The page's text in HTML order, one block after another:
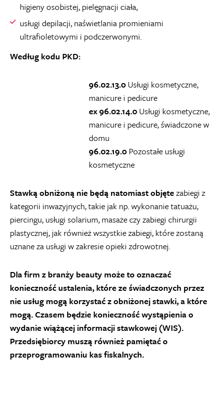
higieny osobistej, pielęgnacji ciała,
usługi depilacji, naświetlania promieniami
ultrafioletowymi i podczerwonymi.
Według kodu PKD:
96.02.13.0 Usługi kosmetyczne,
manicure i pedicure
ex 96.02.14.0 Usługi kosmetyczne,
manicure i pedicure, świadczone w
domu
96.02.19.0 Pozostałe usługi
kosmetyczne
Stawką obniżoną nie będą natomiast objętezabiegi z
kategorii inwazyjnych, takie jak np. wykonanie tatuażu,
piercingu, usługi solarium, masaże czy zabiegi chirurgii
plastycznej, jak również wszystkie zabiegi, które zostaną
uznane za usługi w zakresie opieki zdrowotnej.
Dla firm z branży beauty może to oznaczać
konieczność ustalenia, które ze świadczonych przez
nie usług mogą korzystać z obniżonej stawki, a które
mogą. Czasem będzie konieczność wystąpienia o
wydanie wiążącej informacji stawkowej (WIS).
Przedsiębiorcy muszą również pamiętać o
przeprogramowaniu kas fiskalnych.